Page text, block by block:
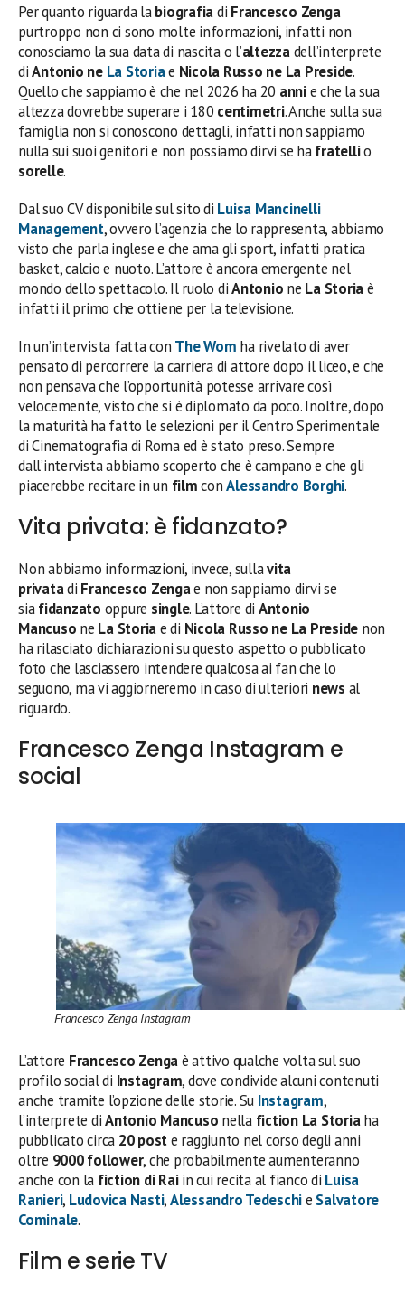
Per quanto riguarda labiografiadi Francesco Zenga
purtroppo non ci sono molte informazioni, infatti non
conosciamo la sua data di nascita o l’altezzadell’interprete
diAntonio ne La Storiae Nicola Russo ne La Preside.
Quello che sappiamo è che nel 2026 ha 20 annie che la sua
altezza dovrebbe superare i 180 centimetri. Anche sulla sua
famiglia non si conoscono dettagli, infatti non sappiamo
nulla sui suoi genitori e non possiamo dirvi se hafratellio
sorelle.
Dal suo CV disponibile sul sito di Luisa Mancinelli
Management, ovvero l’agenzia che lo rappresenta, abbiamo
visto che parla inglese e che ama gli sport, infatti pratica
basket, calcio e nuoto. L’attore è ancora emergente nel
mondo dello spettacolo. Il ruolo diAntonio ne La Storiaè
infatti il primo che ottiene per la televisione.
In un’intervista fatta con The Wom ha rivelato di aver
pensato di percorrere la carriera di attore dopo il liceo, e che
non pensava che l’opportunità potesse arrivare così
velocemente, visto che si è diplomato da poco. Inoltre, dopo
la maturità ha fatto le selezioni per il Centro Sperimentale
di Cinematografia di Roma ed è stato preso. Sempre
dall’intervista abbiamo scoperto che è campano e che gli
piacerebbe recitare in un filmconAlessandro Borghi.
Vita privata: è fidanzato?
Non abbiamo informazioni, invece, sullavita
privatadi Francesco Zengae non sappiamo dirvi se
siafidanzato oppure single. L’attore di Antonio
Mancuso ne La Storiae di Nicola Russo ne La Preside non
ha rilasciato dichiarazioni su questo aspetto o pubblicato
foto che lasciassero intendere qualcosa ai fan che lo
seguono, ma vi aggiorneremo in caso di ulteriori news al
riguardo.
Francesco Zenga Instagram e
social
Francesco Zenga Instagram
L’attore Francesco Zengaè attivo qualche volta sul suo
profilo social di Instagram, dove condivide alcuni contenuti
anche tramite l’opzione delle storie. Su Instagram,
l’interprete diAntonio Mancuso nella fiction La Storiaha
pubblicato circa 20 poste raggiunto nel corso degli anni
oltre 9000 follower, che probabilmente aumenteranno
anche con la fiction di Raiin cui recita al fianco di Luisa
Ranieri, Ludovica Nasti,Alessandro Tedeschie Salvatore
Cominale.
Film e serie TV